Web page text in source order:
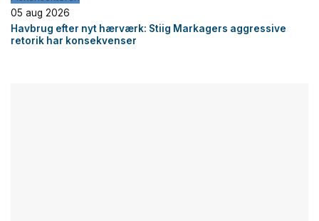
05 aug 2026
Havbrug efter nyt hærværk: Stiig Markagers aggressive
retorik har konsekvenser